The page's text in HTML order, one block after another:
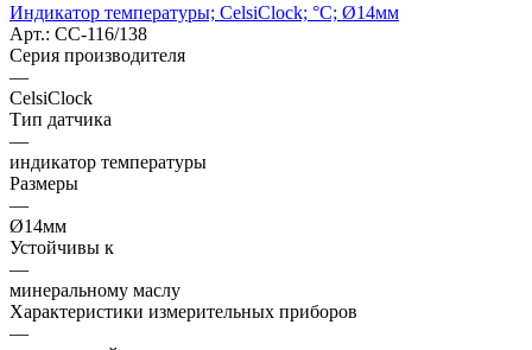
Индикатор температуры; CelsiClock; °C; Ø14мм
Арт.: CC-116/138
Серия производителя
—
CelsiClock
Тип датчика
—
индикатор температуры
Размеры
—
Ø14мм
Устойчивы к
—
минеральному маслу
Характеристики измерительных приборов
—